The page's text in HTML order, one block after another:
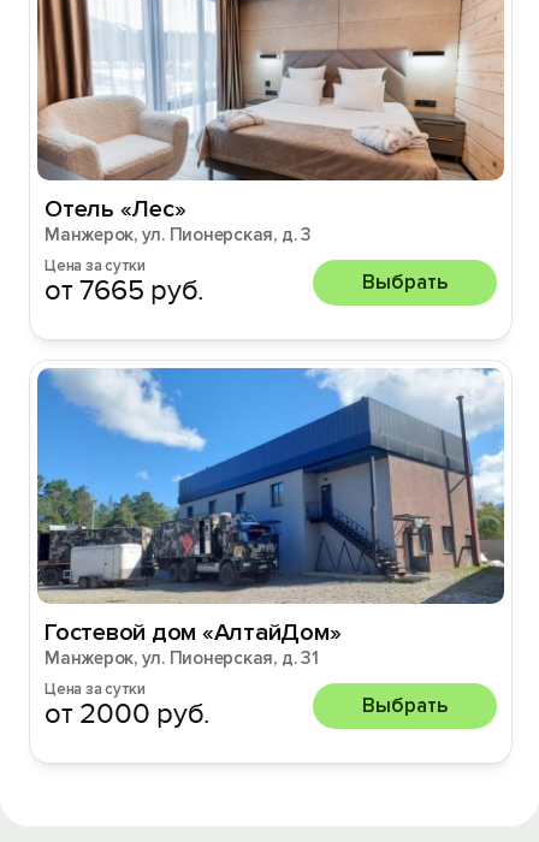
Отель «Лес»
Манжерок, ул. Пионерская, д. 3
Цена за сутки
от 7665 руб. Выбрать
Гостевой дом «АлтайДом»
Манжерок, ул. Пионерская, д. 31
Цена за сутки
от 2000 руб. Выбрать